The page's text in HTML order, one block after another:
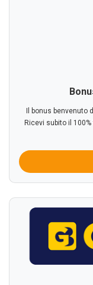
Il bonus benvenuto
Ricevi subito il